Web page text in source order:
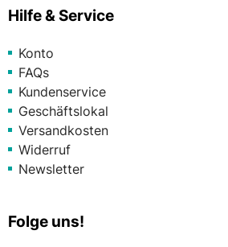
Hilfe & Service
Konto
FAQs
Kundenservice
Geschäftslokal
Versandkosten
Widerruf
Newsletter
Folge uns!